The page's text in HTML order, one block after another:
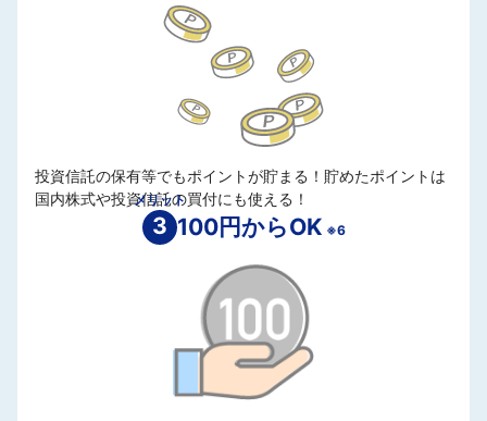
投資信託の保有等でもポイントが貯まる！貯めたポイントは
国内株式や投資信託の買付にも使える！
メリット
3 100円からOK ※6